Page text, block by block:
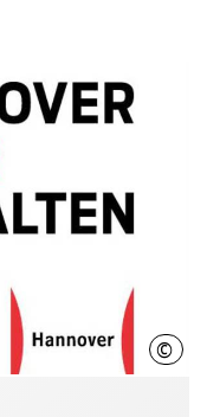
© LHH